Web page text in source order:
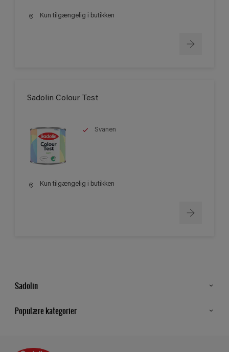
Kun tilgængelig i butikken
Sadolin Colour Test
Svanen
Kun tilgængelig i butikken
Sadolin
Populære kategorier